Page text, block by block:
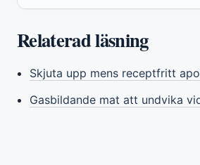
Relaterad läsning
Skjuta upp mens receptfritt
Gasbildande mat att undvika